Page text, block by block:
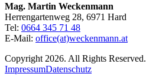
Mag. Martin Weckenmann
Herrengartenweg 28, 6971 Hard
Tel: 0664 345 71 48
E-Mail: office(at)weckenmann.at
Copyright 2026. All Rights Reserved.
ImpressumDatenschutz